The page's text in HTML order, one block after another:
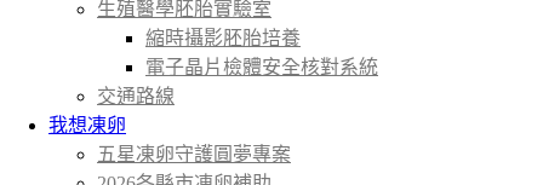
生殖醫學胚胎實驗室
縮時攝影胚胎培養
電子晶片檢體安全核對系統
交通路線
我想凍卵
五星凍卵守護圓夢專案